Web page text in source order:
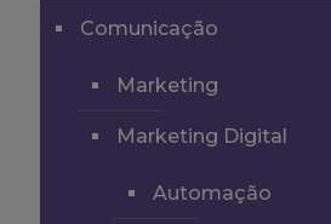
Comunicação
Marketing
Marketing Digital
Automação